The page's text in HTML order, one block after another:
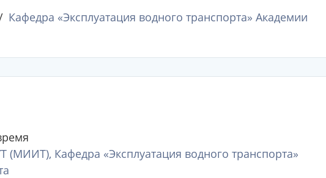
Кафедра «Эксплуатация водного транспорта» Академии
(МИИТ), Кафедра «Эксплуатация водного транспорта»